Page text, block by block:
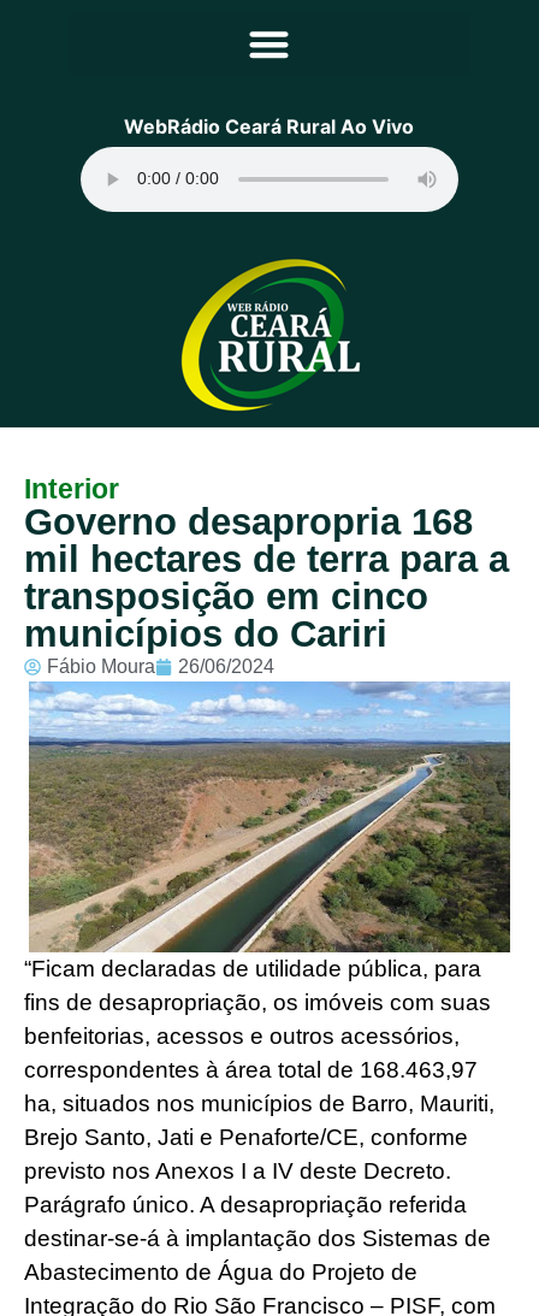
Principal
Programação
Equipe
Contato
Sobre
WebRádio Ceará Rural Ao Vivo
Interior
Governo desapropria 168
mil hectares de terra para a
transposição em cinco
municípios do Cariri
Fábio Moura 26/06/2024
“Ficam declaradas de utilidade pública, para
fins de desapropriação, os imóveis com suas
benfeitorias, acessos e outros acessórios,
correspondentes à área total de 168.463,97
ha, situados nos municípios de Barro, Mauriti,
Brejo Santo, Jati e Penaforte/CE, conforme
previsto nos Anexos I a IV deste Decreto.
Parágrafo único. A desapropriação referida
destinar-se-á à implantação dos Sistemas de
Abastecimento de Água do Projeto de
Integração do Rio São Francisco – PISF, com